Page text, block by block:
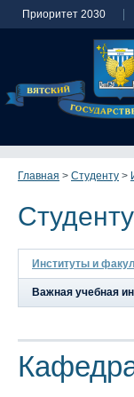
Приоритет 2030
Главная > Студенту >
Студенту
Институты и
Важная учебная